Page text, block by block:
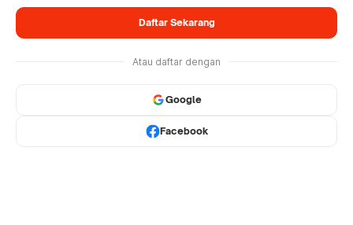
Daftar Sekarang
Atau daftar dengan
Google
Facebook